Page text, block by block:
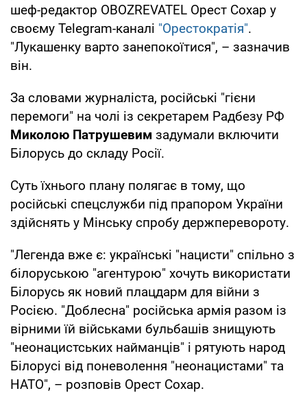
шеф-редактор OBOZREVATEL Орест Сохар у
своєму Telegram-каналі "Орестократія".
"Лукашенку варто занепокоїтися", – зазначив
він.
За словами журналіста, російські "гієни
перемоги" на чолі із секретарем Радбезу РФ
Миколою Патрушевим задумали включити
Білорусь до складу Росії.
Суть їхнього плану полягає в тому, що
російські спецслужби під прапором України
здійснять у Мінську спробу держперевороту.
"Легенда вже є: українські "нацисти" спільно з
білоруською "агентурою" хочуть використати
Білорусь як новий плацдарм для війни з
Росією. "Доблесна" російська армія разом із
вірними їй військами бульбашів знищують
"неонацистських найманців" і рятують народ
Білорусі від поневолення "неонацистами" та
НАТО", – розповів Орест Сохар.